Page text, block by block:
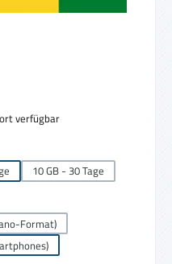
verfügbar
10 GB - 30 Tage
Format)